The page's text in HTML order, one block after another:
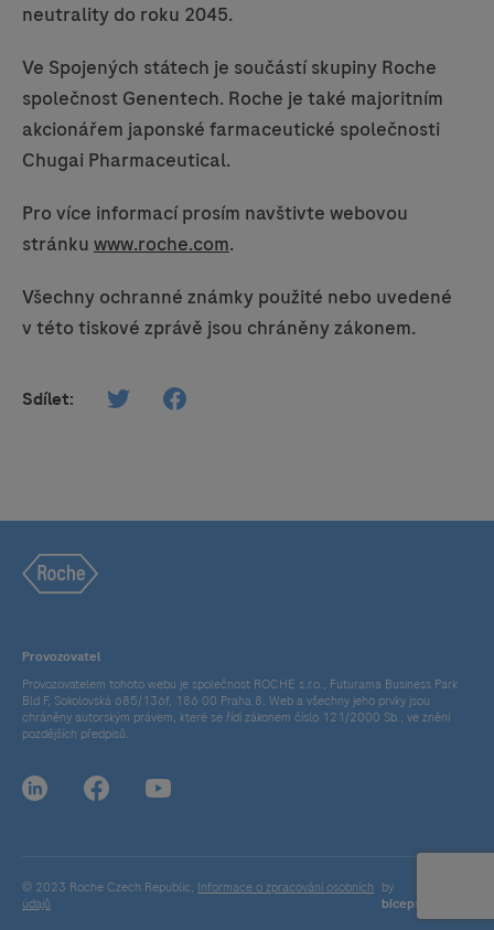
neutrality do roku 2045.
Ve Spojených státech je součástí skupiny Roche
společnost Genentech. Roche je také majoritním
akcionářem japonské farmaceutické společnosti
Chugai Pharmaceutical.
Pro více informací prosím navštivte webovou
stránku www.roche.com.
Všechny ochranné známky použité nebo uvedené
v této tiskové zprávě jsou chráněny zákonem.
Sdílet:
Provozovatel
Provozovatelem tohoto webu je společnost ROCHE s.r.o., Futurama Business Park
Bld F, Sokolovská 685/136f, 186 00 Praha 8. Web a všechny jeho prvky jsou
chráněny autorským právem, které se řídí zákonem číslo 121/2000 Sb., ve znění
pozdějších předpisů.
© 2023 Roche Czech Republic, Informace o zpracování osobních
údajů
by
bicepsdigital.